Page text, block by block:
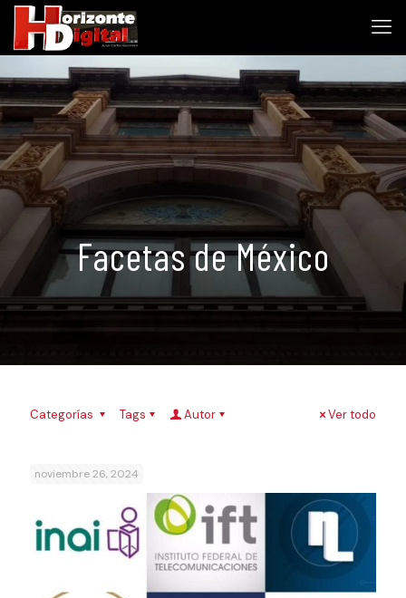
Facetas de México
Categorías Tags Autor Ver todo
noviembre 26, 2024